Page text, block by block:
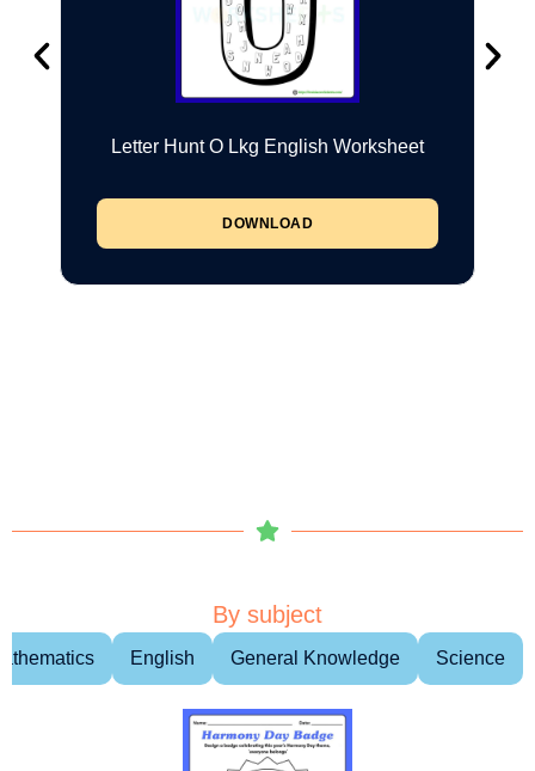
Letter Hunt O Lkg English Worksheet
DOWNLOAD
By subject
English General Knowledge Science